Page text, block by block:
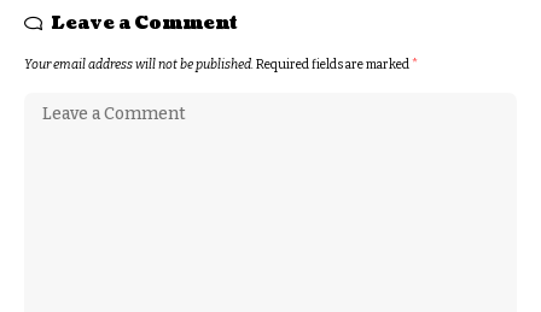
Leave a Comment
Your email address will not be published.Required fields are marked*